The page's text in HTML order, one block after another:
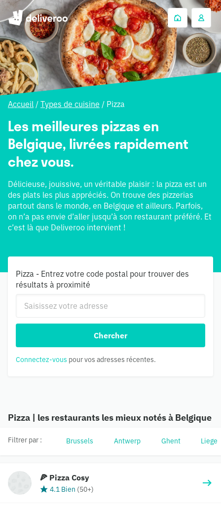
Accueil / Types de cuisine / Pizza
Les meilleures pizzas en
Belgique, livrées rapidement
chez vous.
Délicieuse, jouissive, un véritable plaisir : la pizza est un
des plats les plus appréciés. On trouve des pizzerias
partout dans le monde, en Belgique et ailleurs. Parfois,
on n’a pas envie d’aller jusqu’à son restaurant préféré. Et
c’est là que Deliveroo intervient !
Pizza - Entrez votre code postal pour trouver des
résultats à proximité
Chercher
Connectez-vous pour vos adresses récentes.
Pizza | les restaurants les mieux notés à Belgique
Filtrer par : Brussels Antwerp Ghent Liege
🍕 Pizza Cosy
4.1 Bien (50+)